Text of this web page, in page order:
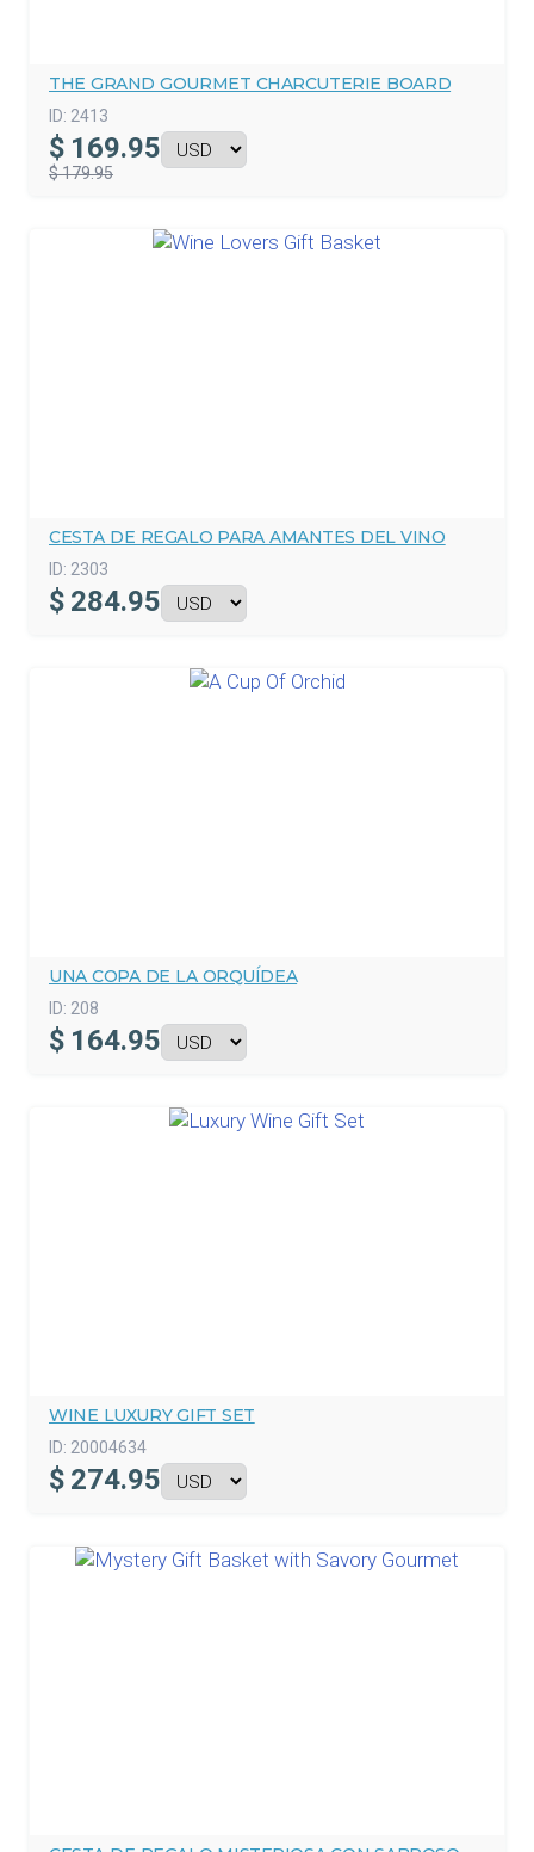
THE GRAND GOURMET CHARCUTERIE BOARD
ID: 2413
$ 169.95
$ 179.95
CESTA DE REGALO PARA AMANTES DEL VINO
ID: 2303
$ 284.95
UNA COPA DE LA ORQUÍDEA
ID: 208
$ 164.95
WINE LUXURY GIFT SET
ID: 20004634
$ 274.95